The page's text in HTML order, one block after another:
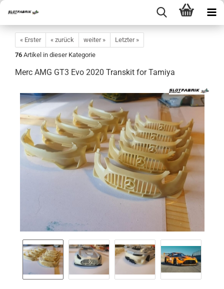
« Erster « zurück weiter »
Letzter »
76 Artikel in dieser Kategorie
Merc AMG GT3 Evo 2020 Transkit for Tamiya